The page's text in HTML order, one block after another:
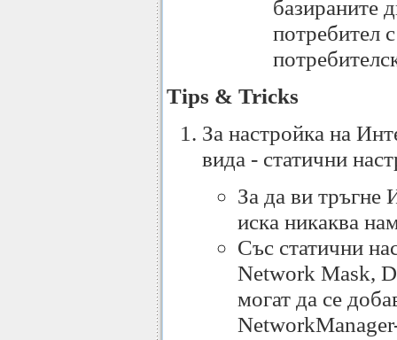
базираните
потребител
Tips & Tricks
За настройка на
вида - статични
За да ви тръгне
иска никаква
Със статични
Network Mask,
могат да се